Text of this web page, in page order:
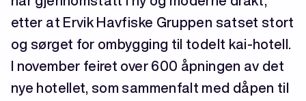
etter at Ervik Havfiske Gruppen satset stort
og sørget for ombygging til todelt kai-hotell.
I november feiret over 600 åpningen av det
nye hotellet, som sammenfalt med dåpen til